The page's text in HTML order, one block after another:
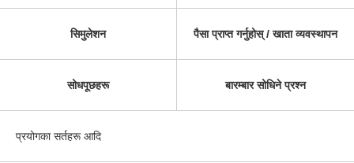
सिमुलेशन पैसा प्राप्त गर्नुहोस् / खाता व्यवस्थापन
सोधपूछहरू बारम्बार सोधिने प्रश्न
प्रयोगका सर्तहरू आदि